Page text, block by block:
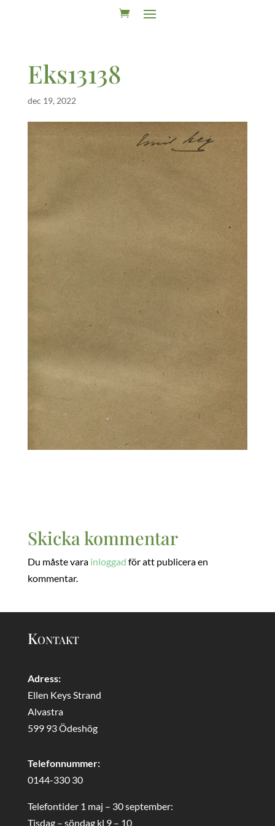
Eks13138
dec 19, 2022
Skicka kommentar
Du måste vara inloggad för att publicera en
kommentar.
Kontakt
Adress:
Ellen Keys Strand
Alvastra
599 93 Ödeshög
Telefonnummer:
0144-330 30
Telefontider 1 maj – 30 september:
Tisdag – söndag kl 9 – 10